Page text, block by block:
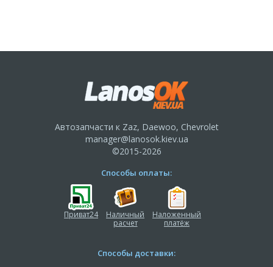
Автозапчасти к Zaz, Daewoo, Chevrolet
manager@lanosok.kiev.ua
©2015-2026
Способы оплаты:
Приват24
Наличный
расчет
Наложенный
платёж
Способы доставки: